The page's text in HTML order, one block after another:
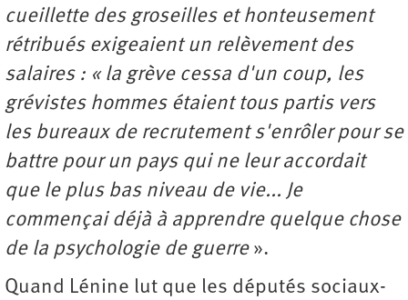
cueillette des groseilles et honteusement
rétribués exigeaient un relèvement des
salaires : « la grève cessa d'un coup, les
grévistes hommes étaient tous partis vers
les bureaux de recrutement s'enrôler pour se
battre pour un pays qui ne leur accordait
que le plus bas niveau de vie... Je
commençai déjà à apprendre quelque chose
de la psychologie de guerre ».
Quand Lénine lut que les députés sociaux-